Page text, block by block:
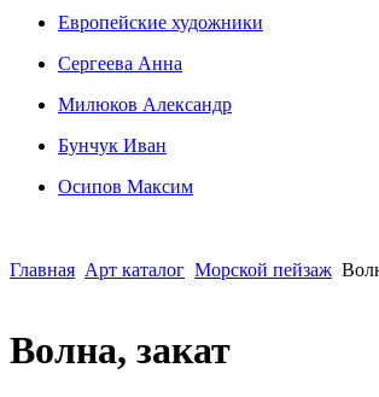
Европейские художники
Сергеева Анна
Милюков Александр
Бунчук Иван
Осипoв Максим
Главная Арт каталог Морской пейзаж
Волна, закат